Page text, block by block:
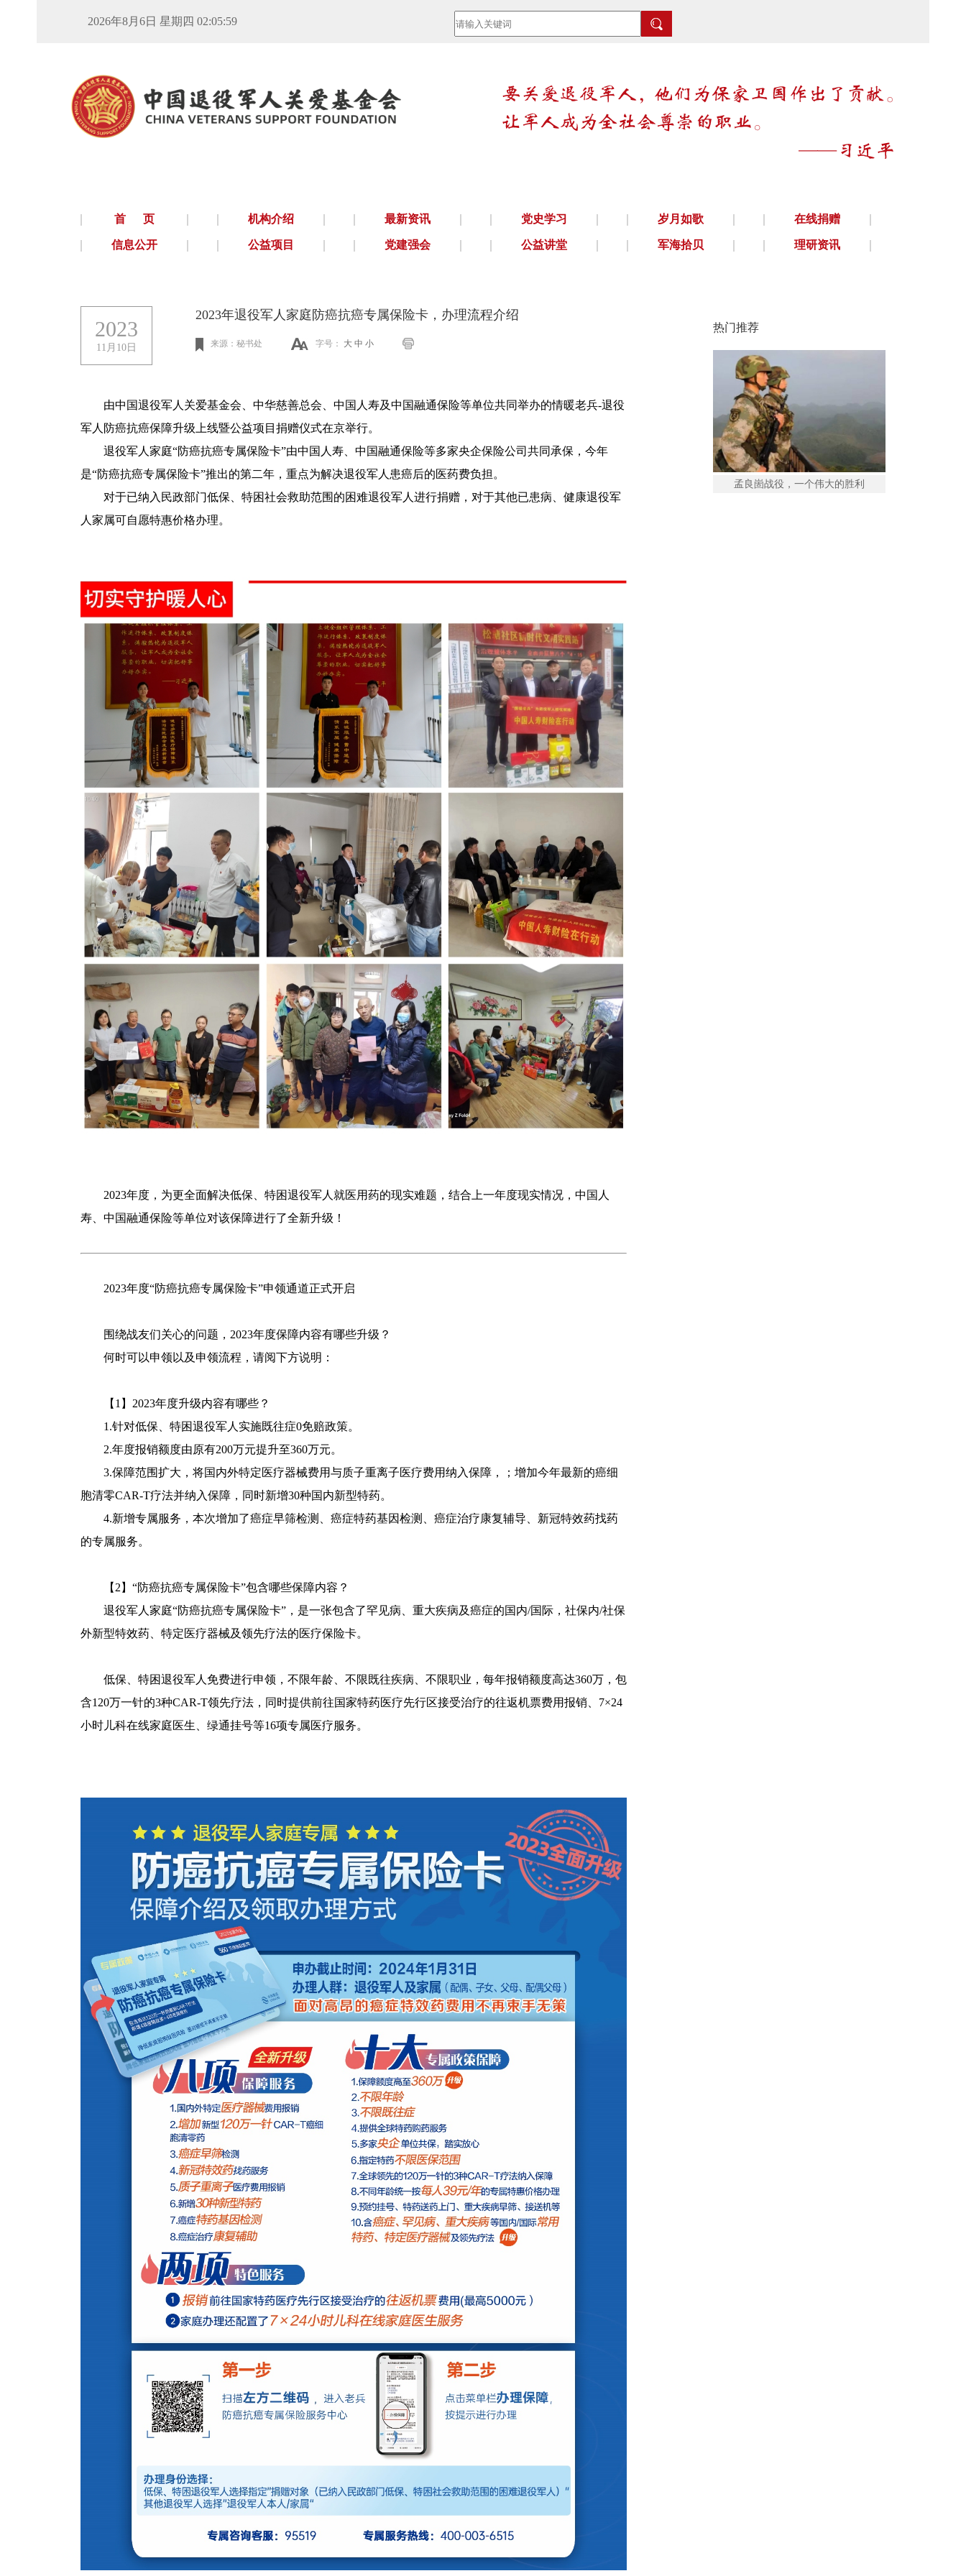
2026年8月6日 星期四 02:06:00
首 页 机构介绍 最新资讯 党史学习 岁月如歌 在线捐赠
信息公开 公益项目 党建强会 公益讲堂 军海拾贝 理研资讯
2023
11月10日
2023年退役军人家庭防癌抗癌专属保险卡，办理流程介绍
来源：秘书处 字号： 大 中 小
由中国退役军人关爱基金会、中华慈善总会、中国人寿及中国融通保险等单位共同举办的情暖老兵-退役
军人防癌抗癌保障升级上线暨公益项目捐赠仪式在京举行。
退役军人家庭“防癌抗癌专属保险卡”由中国人寿、中国融通保险等多家央企保险公司共同承保，今年
是“防癌抗癌专属保险卡”推出的第二年，重点为解决退役军人患癌后的医药费负担。
对于已纳入民政部门低保、特困社会救助范围的困难退役军人进行捐赠，对于其他已患病、健康退役军
人家属可自愿特惠价格办理。
2023年度，为更全面解决低保、特困退役军人就医用药的现实难题，结合上一年度现实情况，中国人
寿、中国融通保险等单位对该保障进行了全新升级！
2023年度“防癌抗癌专属保险卡”申领通道正式开启
围绕战友们关心的问题，2023年度保障内容有哪些升级？
何时可以申领以及申领流程，请阅下方说明：
【1】2023年度升级内容有哪些？
1.针对低保、特困退役军人实施既往症0免赔政策。
2.年度报销额度由原有200万元提升至360万元。
3.保障范围扩大，将国内外特定医疗器械费用与质子重离子医疗费用纳入保障，；增加今年最新的癌细
胞清零CAR-T疗法并纳入保障，同时新增30种国内新型特药。
4.新增专属服务，本次增加了癌症早筛检测、癌症特药基因检测、癌症治疗康复辅导、新冠特效药找药
的专属服务。
【2】“防癌抗癌专属保险卡”包含哪些保障内容？
退役军人家庭“防癌抗癌专属保险卡”，是一张包含了罕见病、重大疾病及癌症的国内/国际，社保内/社保
外新型特效药、特定医疗器械及领先疗法的医疗保险卡。
低保、特困退役军人免费进行申领，不限年龄、不限既往疾病、不限职业，每年报销额度高达360万，包
含120万一针的3种CAR-T领先疗法，同时提供前往国家特药医疗先行区接受治疗的往返机票费用报销、7×24
小时儿科在线家庭医生、绿通挂号等16项专属医疗服务。
热门推荐
孟良崮战役，一个伟大的胜利